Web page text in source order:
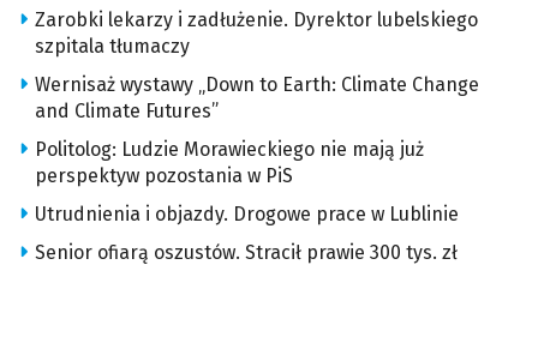
Zarobki lekarzy i zadłużenie. Dyrektor lubelskiego
szpitala tłumaczy
Wernisaż wystawy „Down to Earth: Climate Change
and Climate Futures”
Politolog: Ludzie Morawieckiego nie mają już
perspektyw pozostania w PiS
Utrudnienia i objazdy. Drogowe prace w Lublinie
Senior ofiarą oszustów. Stracił prawie 300 tys. zł